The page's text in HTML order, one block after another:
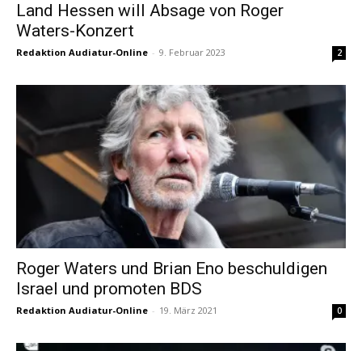
Land Hessen will Absage von Roger
Waters-Konzert
Redaktion Audiatur-Online - 9. Februar 2023 2
Roger Waters und Brian Eno beschuldigen
Israel und promoten BDS
Redaktion Audiatur-Online - 19. März 2021 0